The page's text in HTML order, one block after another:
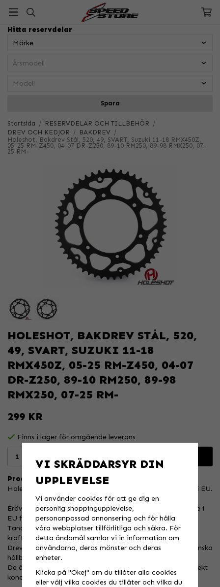
Hitta reservdelar
Spara
Startsida / RESERVDELAR OCH TILLBEHÖR /
DREV OCH KEDJOR / BAKDREV /
Holeshot, Bakdrev Stål, 520, 49, SVART, Suzuki 11-18 RMX450Z,
05-25 RM-Z450, 04-07 DR-Z250, 89-10 RM250, 89-98 RMX250, 07-
25 RM-
HOLESHOT, BAKDREV STÅL, 520,
49, SVART, SUZUKI 11-18
RMX450Z, 05-25 RM-Z450, 04-07
DR-Z250, 89-10 RM250, 89-98
RMX250, 07-25 RM-
299 KR
Finns i lager för omgående leverans
Produktbeskrivning:
Holeshot Bakdrev i Stål: Överlägsen Kvalitet, Tillverkade i EU.
Erövra terrängen med Holeshots bakdrev i stål  tillverkade i
EU för att uppfylla eller överträffa OEM-specifikationer.
Tandprofilen minskar kedjeslag vilket ger en jämnare
kraftfördelning till bakhjulet och smidigare acceleration.
Dreven är laserskurna i med en lättviktsdesign utan att minska
hållbarheten eller vridstyvheten.
De är också skurna med otroligt snäva toleranser för perfekt
koncentricitet och passform.
VI SKRÄDDARSYR DIN
UPPLEVELSE
Vi använder cookies för att ge dig en
personlig shoppingupplevelse,
personanpassad annonsering och för hålla
våra webbplatser tillförlitliga och säkra. För
detta ändamål samlar vi in information om
användarna, deras mönster och deras
enheter.
Klicka på "Okej" om du tillåter alla cookies
eller välj vilka cookies du tillåter och vilka du